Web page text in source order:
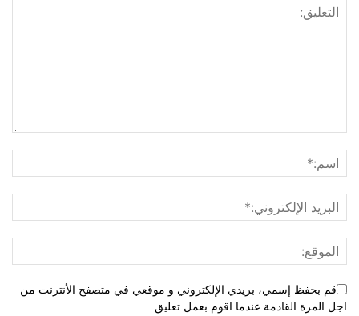
قم بحفظ إسمي، بريدي الإلكتروني و موقعي في متصفح الأنترنت من
اجل المرة القادمة عندما اقوم بعمل تعليق